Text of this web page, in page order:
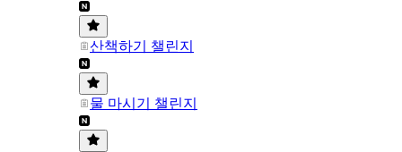
산책하기 챌린지
물 마시기 챌린지